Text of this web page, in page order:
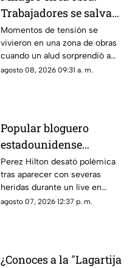
Trabajadores se salvan
de milagro tras
aparatoso derrumbe de
tierra
Momentos de tensión se
vivieron en una zona de obras
cuando un alud sorprendió a
los presentes, quienes
agosto 08, 2026 09:31 a. m.
Popular bloguero
estadounidense
aparece con severas
heridas en un LIVE;
¿buscaba interacción?
Perez Hilton desató polémica
tras aparecer con severas
heridas durante un live en
TikTok. El video abrió un
agosto 07, 2026 12:37 p. m.
¿Conoces a la "Lagartija